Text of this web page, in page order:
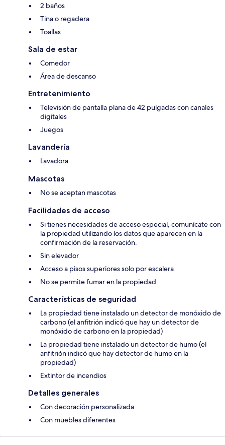
2 baños
Tina o regadera
Toallas
Sala de estar
Comedor
Área de descanso
Entretenimiento
Televisión de pantalla plana de 42 pulgadas con canales
digitales
Juegos
Lavandería
Lavadora
Mascotas
No se aceptan mascotas
Facilidades de acceso
Si tienes necesidades de acceso especial, comunícate con
la propiedad utilizando los datos que aparecen en la
confirmación de la reservación.
Sin elevador
Acceso a pisos superiores solo por escalera
No se permite fumar en la propiedad
Características de seguridad
La propiedad tiene instalado un detector de monóxido de
carbono (el anfitrión indicó que hay un detector de
monóxido de carbono en la propiedad)
La propiedad tiene instalado un detector de humo (el
anfitrión indicó que hay detector de humo en la
propiedad)
Extintor de incendios
Detalles generales
Con decoración personalizada
Con muebles diferentes